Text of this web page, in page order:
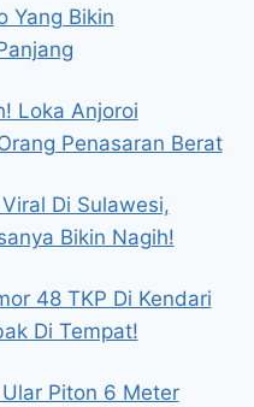
Yang Bikin
Loka Anjoroi
Penasaran Berat
Di Sulawesi,
Bikin Nagih!
48 TKP Di Kendari
Di Tempat!
Piton 6 Meter